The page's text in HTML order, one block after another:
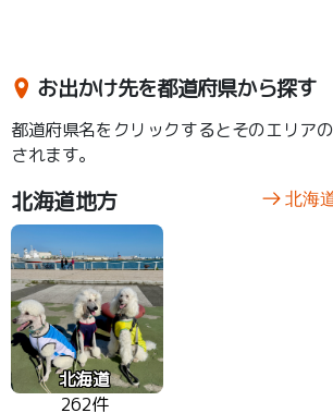
お出かけ先を都道府県から探す
都道府県名をクリックするとそのエリア
されます。
北海道地方 北海
北海道
262件